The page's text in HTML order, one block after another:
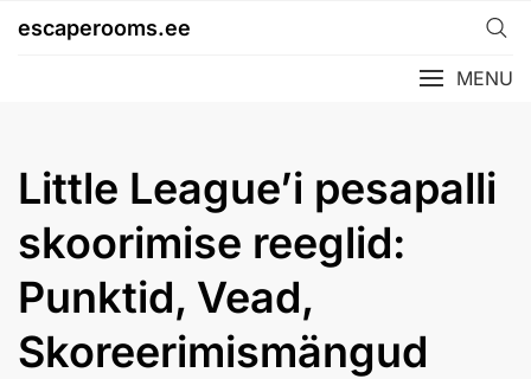
escaperooms.ee
MENU
Little League’i pesapalli
skoorimise reeglid:
Punktid, Vead,
Skoreerimismängud